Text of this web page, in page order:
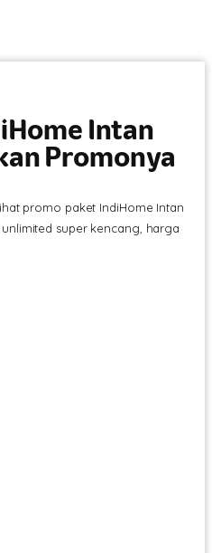
Intan
Promonya
promo paket IndiHome Intan
super kencang, harga